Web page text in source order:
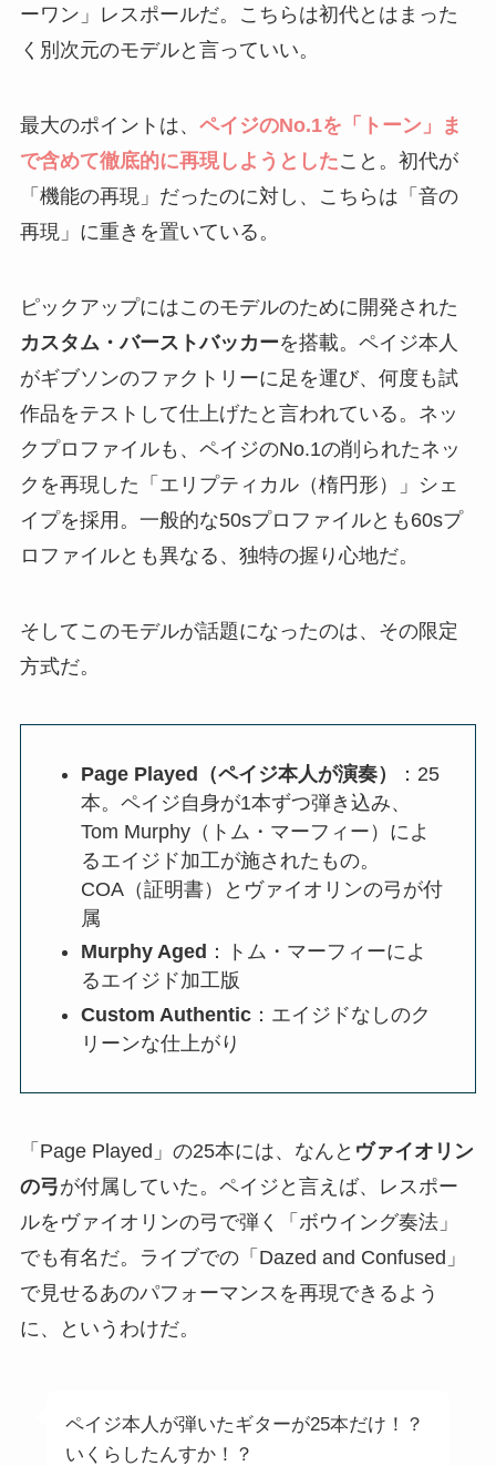
ーワン」レスポールだ。こちらは初代とはまった
く別次元のモデルと言っていい。
最大のポイントは、 ペイジのNo.1を「トーン」ま
で含めて徹底的に再現しようとしたこと。初代が
「機能の再現」だったのに対し、こちらは「音の
再現」に重きを置いている。
ピックアップにはこのモデルのために開発された
カスタム・バーストバッカーを搭載。ペイジ本人
がギブソンのファクトリーに足を運び、何度も試
作品をテストして仕上げたと言われている。ネッ
クプロファイルも、ペイジのNo.1の削られたネッ
クを再現した「エリプティカル（楕円形）」シェ
イプを採用。一般的な50sプロファイルとも60sプ
ロファイルとも異なる、独特の握り心地だ。
そしてこのモデルが話題になったのは、その限定
方式だ。
Page Played（ペイジ本人が演奏）
：25
本。ペイジ自身が1本ずつ弾き込み、
Tom Murphy（トム・マーフィー）によ
るエイジド加工が施されたもの。
COA（証明書）とヴァイオリンの弓が付
属
Murphy Aged ：トム・マーフィーによ
るエイジド加工版
Custom Authentic：エイジドなしのク
リーンな仕上がり
「Page Played」の25本には、なんと ヴァイオリン
の弓が付属していた。ペイジと言えば、レスポー
ルをヴァイオリンの弓で弾く「ボウイング奏法」
でも有名だ。ライブでの「Dazed and Confused」
で見せるあのパフォーマンスを再現できるよう
に、というわけだ。
ペイジ本人が弾いたギターが25本だけ！？
いくらしたんすか！？